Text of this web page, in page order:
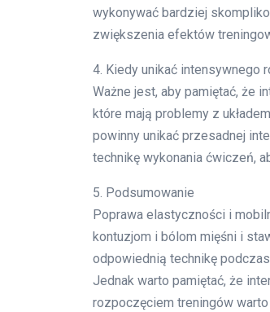
wykonywać bardziej
zwiększenia efektów
4. Kiedy unikać intensywnego
Ważne jest, aby pamiętać, że
które mają problemy z
powinny unikać przesadnej
technikę wykonania ćwiczeń,
5. Podsumowanie
Poprawa elastyczności i
kontuzjom i bólom mięśni i
odpowiednią technikę
Jednak warto pamiętać, że
rozpoczęciem treningów